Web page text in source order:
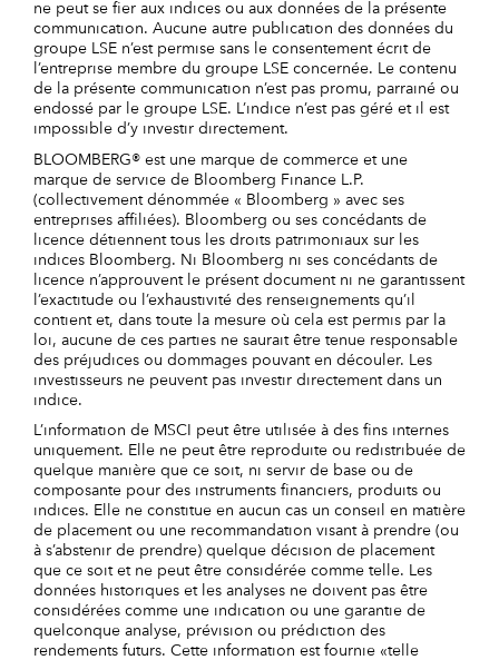
ne peut se fier aux indices ou aux données de la présente
communication. Aucune autre publication des données du
groupe LSE n’est permise sans le consentement écrit de
l’entreprise membre du groupe LSE concernée. Le contenu
de la présente communication n’est pas promu, parrainé ou
endossé par le groupe LSE. L’indice n’est pas géré et il est
impossible d’y investir directement.
BLOOMBERG® est une marque de commerce et une
marque de service de Bloomberg Finance L.P.
(collectivement dénommée « Bloomberg » avec ses
entreprises affiliées). Bloomberg ou ses concédants de
licence détiennent tous les droits patrimoniaux sur les
indices Bloomberg. Ni Bloomberg ni ses concédants de
licence n’approuvent le présent document ni ne garantissent
l’exactitude ou l’exhaustivité des renseignements qu’il
contient et, dans toute la mesure où cela est permis par la
loi, aucune de ces parties ne saurait être tenue responsable
des préjudices ou dommages pouvant en découler. Les
investisseurs ne peuvent pas investir directement dans un
indice.
L’information de MSCI peut être utilisée à des fins internes
uniquement. Elle ne peut être reproduite ou redistribuée de
quelque manière que ce soit, ni servir de base ou de
composante pour des instruments financiers, produits ou
indices. Elle ne constitue en aucun cas un conseil en matière
de placement ou une recommandation visant à prendre (ou
à s’abstenir de prendre) quelque décision de placement
que ce soit et ne peut être considérée comme telle. Les
données historiques et les analyses ne doivent pas être
considérées comme une indication ou une garantie de
quelconque analyse, prévision ou prédiction des
rendements futurs. Cette information est fournie «telle